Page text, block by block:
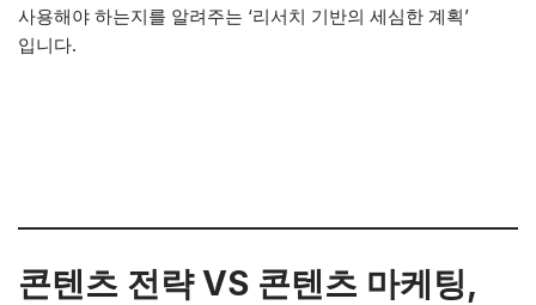
사용해야 하는지를 알려주는 ‘리서치 기반의 세심한 계획’
입니다.
콘텐츠 전략 VS 콘텐츠 마케팅,